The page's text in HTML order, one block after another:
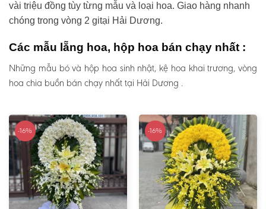
vài triệu đồng tùy từng mẫu và loại hoa. Giao hàng nhanh
chóng trong vòng 2 gitại Hải Dương.
Các mẫu lẵng hoa, hộp hoa bán chạy nhất :
Những mẫu bó và hộp hoa sinh nhật, kệ hoa khai trương, vòng
hoa chia buồn bán chạy nhất tại Hải Dương .
-16% -16%